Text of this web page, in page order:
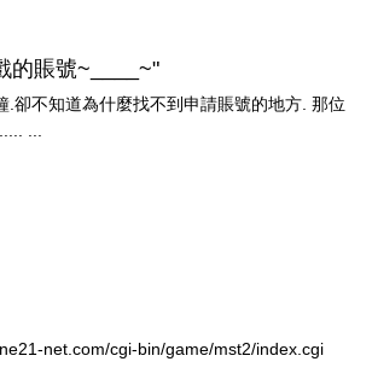
的賬號~____~"
.卻不知道為什麼找不到申請賬號的地方. 那位
...
net.com/cgi-bin/game/mst2/index.cgi